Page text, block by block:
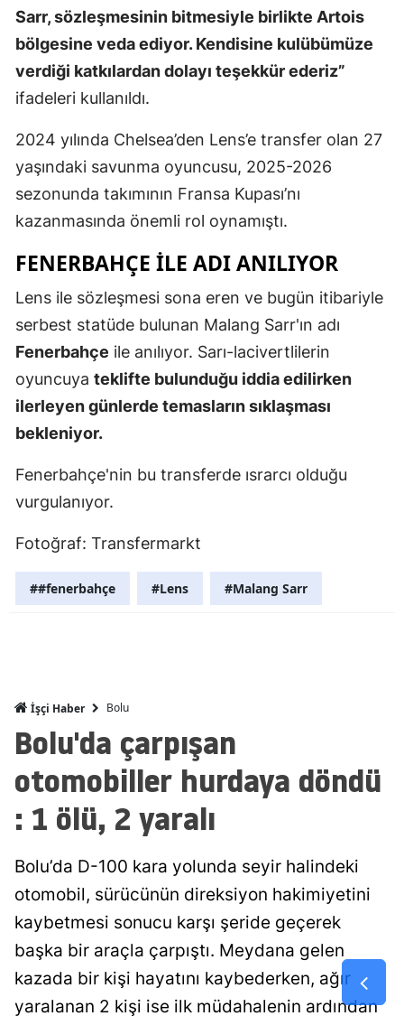
Gaziantep
Giresun
Hatay
İstanbul
İzmir
Kastamonu
Muğla
Nevşehir
Niğde
Rize
Sakarya
Sarr, sözleşmesinin bitmesiyle birlikte Artois
bölgesine veda ediyor. Kendisine kulübümüze
verdiği katkılardan dolayı teşekkür ederiz”
ifadeleri kullanıldı.
2024 yılında Chelsea’den Lens’e transfer olan 27
yaşındaki savunma oyuncusu, 2025-2026
sezonunda takımının Fransa Kupası’nı
kazanmasında önemli rol oynamıştı.
FENERBAHÇE İLE ADI ANILIYOR
Lens ile sözleşmesi sona eren ve bugün itibariyle
serbest statüde bulunan Malang Sarr'ın adı
Fenerbahçe ile anılıyor. Sarı-lacivertlilerin
oyuncuya teklifte bulunduğu iddia edilirken
ilerleyen günlerde temasların sıklaşması
bekleniyor.
Fenerbahçe'nin bu transferde ısrarcı olduğu
vurgulanıyor.
Fotoğraf: Transfermarkt
##fenerbahçe #Lens #Malang Sarr
İşçi Haber Bolu
Bolu'da çarpışan
otomobiller hurdaya döndü
: 1 ölü, 2 yaralı
Bolu’da D-100 kara yolunda seyir halindeki
otomobil, sürücünün direksiyon hakimiyetini
kaybetmesi sonucu karşı şeride geçerek
başka bir araçla çarpıştı. Meydana gelen
kazada bir kişi hayatını kaybederken, ağır
yaralanan 2 kişi ise ilk müdahalenin ardından